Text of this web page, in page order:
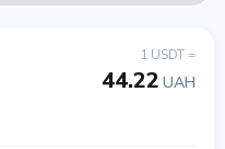
1 USDT =
44.22 UAH